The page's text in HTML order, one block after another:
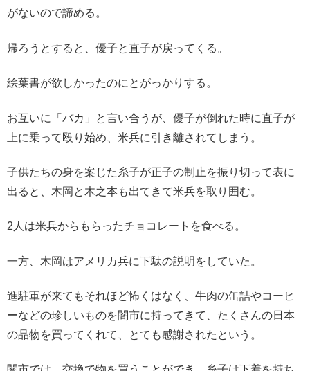
がないので諦める。
帰ろうとすると、優子と直子が戻ってくる。
絵葉書が欲しかったのにとがっかりする。
お互いに「バカ」と言い合うが、優子が倒れた時に直子が
上に乗って殴り始め、米兵に引き離されてしまう。
子供たちの身を案じた糸子が正子の制止を振り切って表に
出ると、木岡と木之本も出てきて米兵を取り囲む。
2人は米兵からもらったチョコレートを食べる。
一方、木岡はアメリカ兵に下駄の説明をしていた。
進駐軍が来てもそれほど怖くはなく、牛肉の缶詰やコーヒ
ーなどの珍しいものを闇市に持ってきて、たくさんの日本
の品物を買ってくれて、とても感謝されたという。